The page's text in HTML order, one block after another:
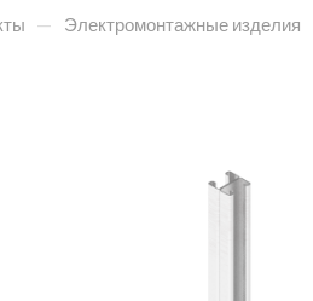
— Электромонтажные изделия